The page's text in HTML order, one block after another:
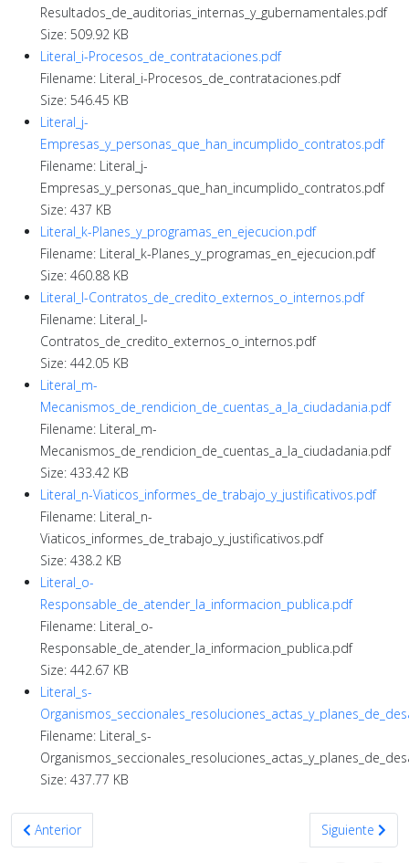
Resultados_de_auditorias_internas_y_gubernamentales.pdf
Size: 509.92 KB
Literal_i-Procesos_de_contrataciones.pdf
Filename: Literal_i-Procesos_de_contrataciones.pdf
Size: 546.45 KB
Literal_j-
Empresas_y_personas_que_han_incumplido_contratos.pdf
Filename: Literal_j-
Empresas_y_personas_que_han_incumplido_contratos.pdf
Size: 437 KB
Literal_k-Planes_y_programas_en_ejecucion.pdf
Filename: Literal_k-Planes_y_programas_en_ejecucion.pdf
Size: 460.88 KB
Literal_l-Contratos_de_credito_externos_o_internos.pdf
Filename: Literal_l-
Contratos_de_credito_externos_o_internos.pdf
Size: 442.05 KB
Literal_m-
Mecanismos_de_rendicion_de_cuentas_a_la_ciudadania.pdf
Filename: Literal_m-
Mecanismos_de_rendicion_de_cuentas_a_la_ciudadania.pdf
Size: 433.42 KB
Literal_n-Viaticos_informes_de_trabajo_y_justificativos.pdf
Filename: Literal_n-
Viaticos_informes_de_trabajo_y_justificativos.pdf
Size: 438.2 KB
Literal_o-
Responsable_de_atender_la_informacion_publica.pdf
Filename: Literal_o-
Responsable_de_atender_la_informacion_publica.pdf
Size: 442.67 KB
Literal_s-
Filename: Literal_s-
Size: 437.77 KB
Artículo anterior: Mayo 2023
Anterior Artículo
Siguiente